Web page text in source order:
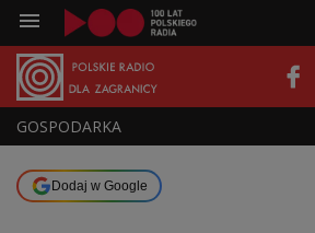
GOSPODARKA
Dodaj w Google